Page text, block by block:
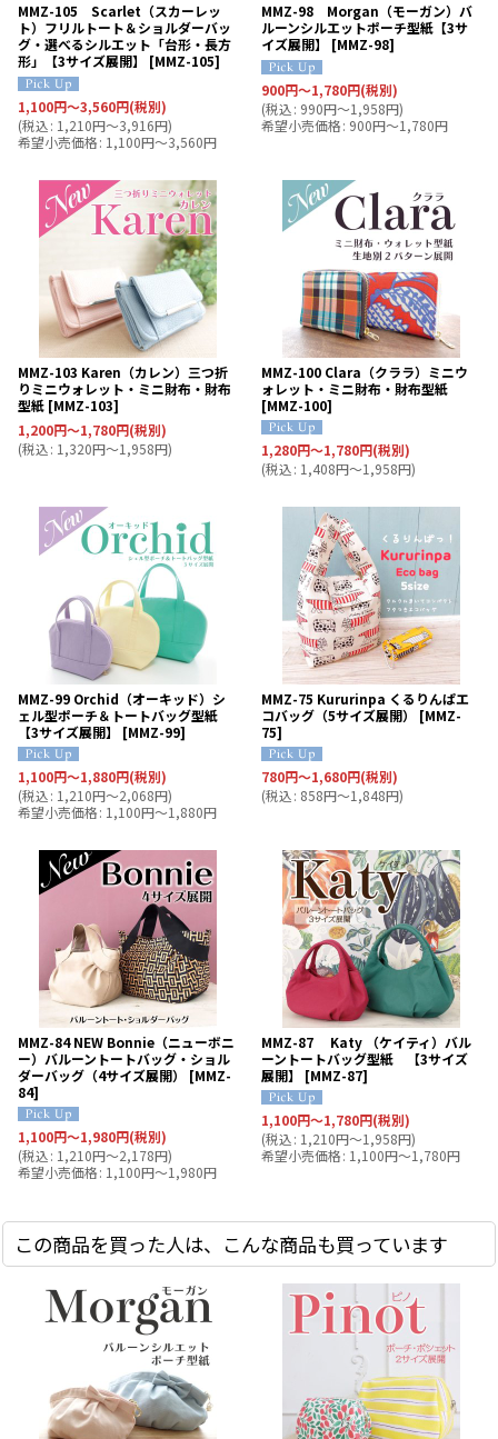
MMZ-105 Scarlet（スカーレッ
ト）フリルトート＆ショルダーバッ
グ・選べるシルエット「台形・長方
形」【3サイズ展開】
[MMZ-105]
1,100円～3,560円(税別)
(税込: 1,210円～3,916円)
希望小売価格: 1,100円～3,560円
MMZ-98 Morgan（モーガン）バ
ルーンシルエットポーチ型紙【3サ
イズ展開】
[MMZ-98]
900円～1,780円(税別)
(税込: 990円～1,958円)
希望小売価格: 900円～1,780円
MMZ-103 Karen（カレン）三つ折
りミニウォレット・ミニ財布・財布
型紙 [MMZ-103]
1,200円～1,780円(税別)
(税込: 1,320円～1,958円)
MMZ-100 Clara（クララ）ミニウ
ォレット・ミニ財布・財布型紙
[MMZ-100]
1,280円～1,780円(税別)
(税込: 1,408円～1,958円)
MMZ-99 Orchid（オーキッド）シ
ェル型ポーチ＆トートバッグ型紙
【3サイズ展開】
[MMZ-99]
1,100円～1,880円(税別)
(税込: 1,210円～2,068円)
希望小売価格: 1,100円～1,880円
MMZ-75 Kururinpa くるりんぱエ
コバッグ（5サイズ展開）
[MMZ-
75]
780円～1,680円(税別)
(税込: 858円～1,848円)
MMZ-84 NEW Bonnie（ニューボニ
ー）バルーントートバッグ・ショル
ダーバッグ（4サイズ展開）
[MMZ-
84]
1,100円～1,980円(税別)
(税込: 1,210円～2,178円)
希望小売価格: 1,100円～1,980円
MMZ-87 Katy （ケイティ）バル
ーントートバッグ型紙 【3サイズ
展開】
[MMZ-87]
1,100円～1,780円(税別)
(税込: 1,210円～1,958円)
希望小売価格: 1,100円～1,780円
この商品を買った人は、こんな商品も買っています